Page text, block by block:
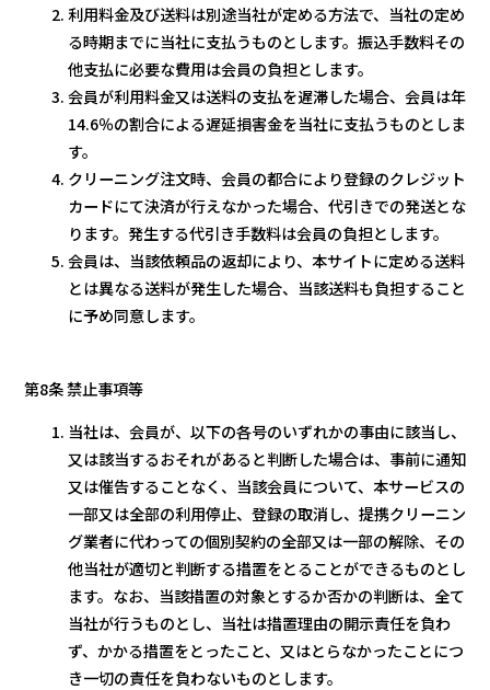
利用料金及び送料は別途当社が定める方法で、当社の定め
る時期までに当社に支払うものとします。振込手数料その
他支払に必要な費用は会員の負担とします。
会員が利用料金又は送料の支払を遅滞した場合、会員は年
14.6％の割合による遅延損害金を当社に支払うものとしま
す。
クリーニング注文時、会員の都合により登録のクレジット
カードにて決済が行えなかった場合、代引きでの発送とな
ります。発生する代引き手数料は会員の負担とします。
会員は、当該依頼品の返却により、本サイトに定める送料
とは異なる送料が発生した場合、当該送料も負担すること
に予め同意します。
第8条 禁止事項等
当社は、会員が、以下の各号のいずれかの事由に該当し、
又は該当するおそれがあると判断した場合は、事前に通知
又は催告することなく、当該会員について、本サービスの
一部又は全部の利用停止、登録の取消し、提携クリーニン
グ業者に代わっての個別契約の全部又は一部の解除、その
他当社が適切と判断する措置をとることができるものとし
ます。なお、当該措置の対象とするか否かの判断は、全て
当社が行うものとし、当社は措置理由の開示責任を負わ
ず、かかる措置をとったこと、又はとらなかったことにつ
き一切の責任を負わないものとします。